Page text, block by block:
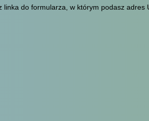
do formularza, w którym podasz adres